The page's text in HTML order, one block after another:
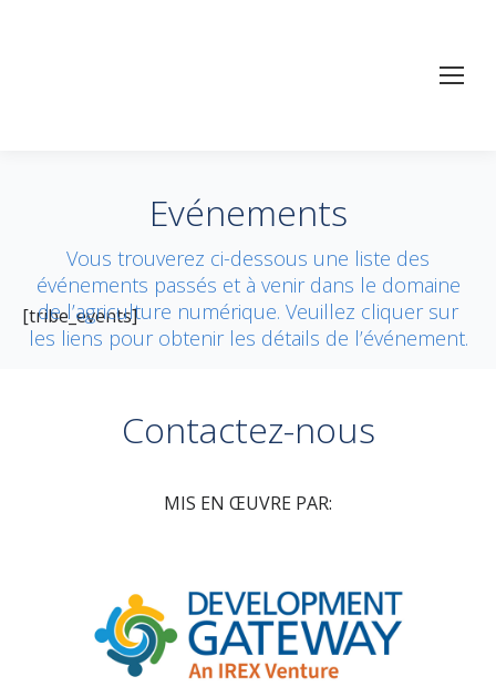
Evénements
Vous trouverez ci-dessous une liste des
événements passés et à venir dans le domaine
de l’agriculture numérique. Veuillez cliquer sur
les liens pour obtenir les détails de l’événement.
[tribe_events]
Contactez-nous
MIS EN ŒUVRE PAR: